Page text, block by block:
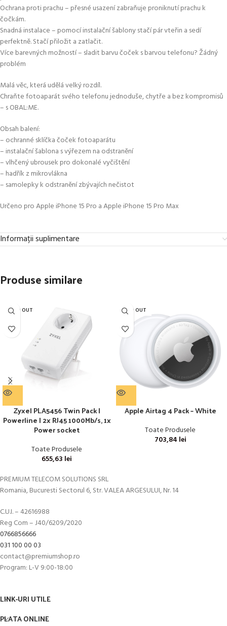
Ochrana proti prachu – přesné usazení zabraňuje proniknutí prachu k
čočkám.
Snadná instalace – pomocí instalační šablony stačí pár vteřin a sedí
perfektně. Stačí přiložit a zatlačit.
Více barevných možností – sladit barvu čoček s barvou telefonu? Žádný
problém
Malá věc, která udělá velký rozdíl.
Chraňte fotoaparát svého telefonu jednoduše, chytře a bez kompromisů
– s OBAL:ME.
Obsah balení:
– ochranné sklíčka čoček fotoaparátu
– instalační šablona s výřezem na odstranění
– vlhčený ubrousek pro dokonalé vyčištění
– hadřík z mikrovlákna
– samolepky k odstranění zbývajích nečistot
Určeno pro Apple iPhone 15 Pro a Apple iPhone 15 Pro Max
Informații suplimentare
Produse similare
SOLD OUT
Zyxel PLA5456 Twin Pack |
Powerline | 2x RJ45 1000Mb/s, 1x
Power socket
Toate Produsele
655,63 lei
SOLD OUT
Apple Airtag 4 Pack – White
Toate Produsele
703,84 lei
PREMIUM TELECOM SOLUTIONS SRL
Romania, Bucuresti Sectorul 6, Str. VALEA ARGESULUI, Nr. 14
C.U.I. – 42616988
Reg Com – J40/6209/2020
0766856666
031 100 00 03
contact@premiumshop.ro
Program: L-V 9:00-18:00
LINK-URI UTILE
PLATA ONLINE